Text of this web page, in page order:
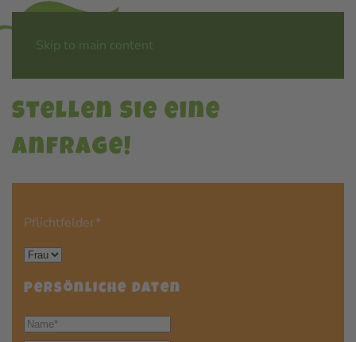
Skip to main content
Stellen Sie eine
Anfrage!
Pflichtfelder*
Persönliche Daten